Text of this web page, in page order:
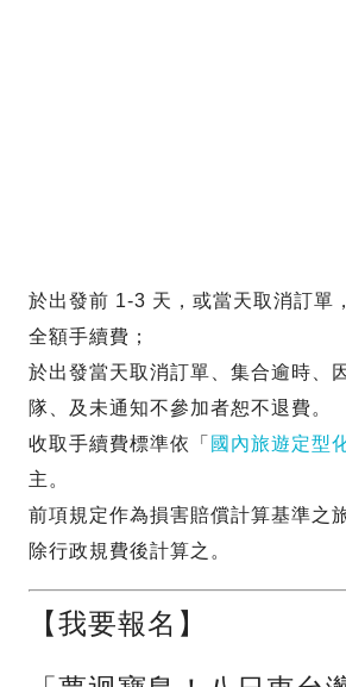
於出發前 1-3 天，或當天取消訂單
全額手續費；
於出發當天取消訂單、集合逾時、
隊、及未通知不參加者恕不退費。
收取手續費標準依「 國內旅遊定型
主。
前項規定作為損害賠償計算基準之
除行政規費後計算之。
【我要報名】